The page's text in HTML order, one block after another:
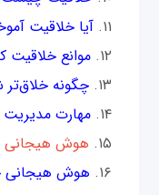
آیا خلاقیت
موانع خلاقیت
چگونه خلاق‌تر
مهارت مدیریت
هوش هیجانی
هوش هیجانی